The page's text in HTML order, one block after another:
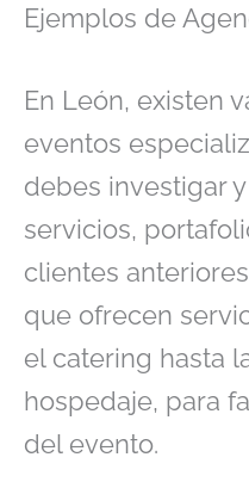
Ejemplos de
En León, existen
eventos
debes investigar
servicios,
clientes
que ofrecen
el catering hasta
hospedaje, para
del evento.